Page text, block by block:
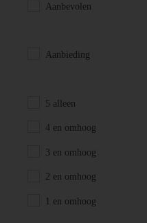
Aanbevolen
Aanbieding
5 alleen
4 en omhoog
3 en omhoog
2 en omhoog
1 en omhoog